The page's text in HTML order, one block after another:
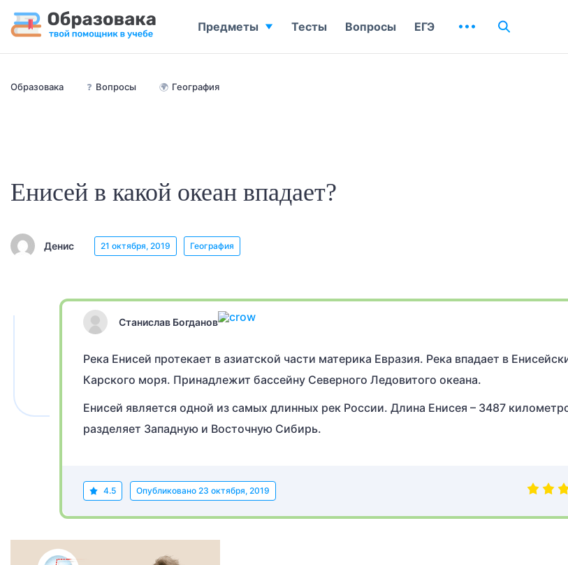
Образовака ❓ Вопросы 🌍 География
Енисей в какой океан впадает?
Денис 21 октября, 2019 География
Станислав Богданов
Река Енисей протекает в азиатской части материка Евразия. Река впадает в
Карского моря. Принадлежит бассейну Северного Ледовитого океана.
Енисей является одной из самых длинных рек России. Длина Енисея – 3487
разделяет Западную и Восточную Сибирь.
4.5 Опубликовано 23 октября, 2019
Предметы Тесты Вопросы ЕГЭ